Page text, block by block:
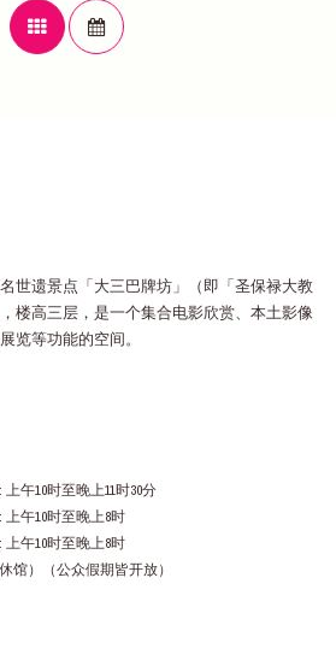
世遗景点「大三巴牌坊」（即「圣保禄大教
楼高三层，是一个集合电影欣赏、本土影像
览等功能的空间。
午10时至晚上11时30分
午10时至晚上8时
午10时至晚上8时
馆）（公众假期皆开放）